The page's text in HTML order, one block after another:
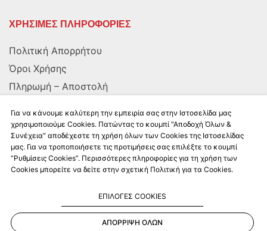
ΧΡΗΣΙΜΕΣ ΠΛΗΡΟΦΟΡΙΕΣ
Πολιτική Απορρήτου
Όροι Χρήσης
Πληρωμή – Αποστολή
ΑΚΟΛΟΥΘΗΣΤΕ ΜΑΣ
Για να κάνουμε καλύτερη την εμπειρία σας στην Ιστοσελίδα μας
χρησιμοποιούμε Cookies. Πατώντας το κουμπί "Αποδοχή Όλων &
Συνέχεια" αποδέχεστε τη χρήση όλων των Cookies της Ιστοσελίδας
μας. Για να τροποποιήσετε τις προτιμήσεις σας επιλέξτε το κουμπί
“Ρυθμίσεις Cookies”. Περισσότερες πληροφορίες για τη χρήση των
Cookies μπορείτε να δείτε στην σχετική Πολιτική για τα Cookies.
ΕΠΙΛΟΓΕΣ COOKIES
ΑΠΟΡΡΙΨΗ ΟΛΩΝ